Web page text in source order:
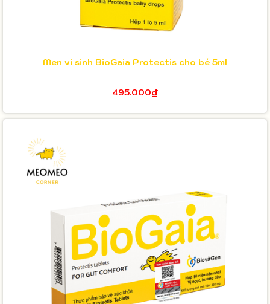
Men vi sinh BioGaia Protectis cho bé 5ml
495.000₫